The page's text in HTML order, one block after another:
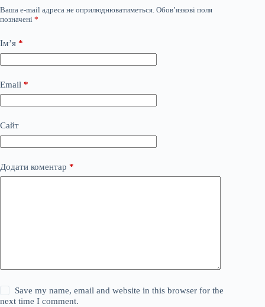
Ваша e-mail адреса не оприлюднюватиметься. Обов’язкові поля
позначені *
Ім’я *
Email *
Сайт
Додати коментар *
Save my name, email and website in this browser for the
next time I comment.